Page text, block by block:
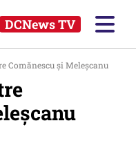
DCNews TV
Comănescu și Meleșcanu